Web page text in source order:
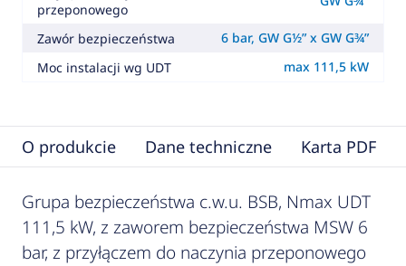
przeponowego
Zawór bezpieczeństwa
6 bar, GW G½” x GW G¾”
Moc instalacji wg UDT
max 111,5 kW
O produkcie Dane techniczne Karta PDF
Grupa bezpieczeństwa c.w.u. BSB, Nmax UDT
111,5 kW, z zaworem bezpieczeństwa MSW 6
bar, z przyłączem do naczynia przeponowego